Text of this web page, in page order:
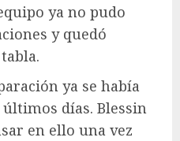
ya no pudo
y quedó
ya se había
días. Blessin
en ello una vez